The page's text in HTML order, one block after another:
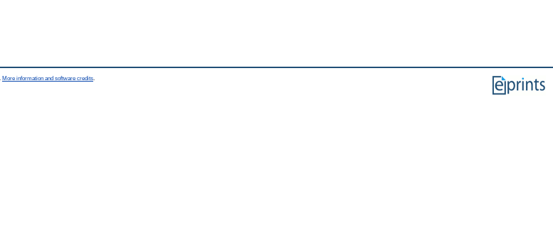
More information and software credits